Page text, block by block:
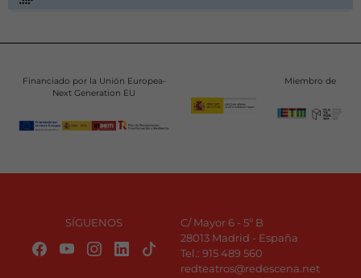
Financiado por la Unión Europea-
Next Generation EU
Miembro de
SÍGUENOS
C/ Mayor 6 - 5º B
28013 Madrid - España
Tel.: 915 489 560
redteatros@redescena.net